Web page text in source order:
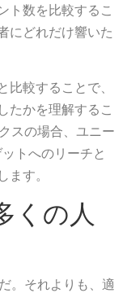
ト数を比較するこ
にどれだけ響いた
較することで、
たかを理解するこ
スの場合、ユニー
トへのリーチと
す。
くの人
。それよりも、適